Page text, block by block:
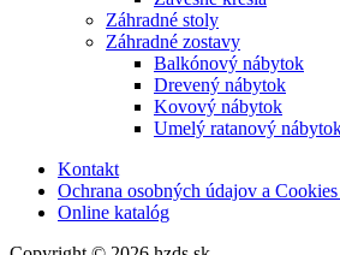
Záhradné stoly
Záhradné zostavy
Balkónový nábytok
Drevený nábytok
Kovový nábytok
Umelý ratanový
Kontakt
Ochrana osobných údajov a
Online katalóg